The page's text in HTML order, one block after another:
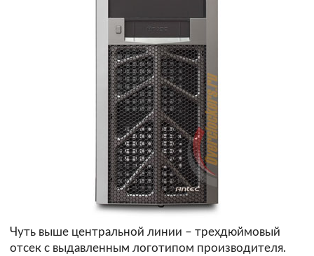
Чуть выше центральной линии – трехдюймовый
отсек с выдавленным логотипом производителя.